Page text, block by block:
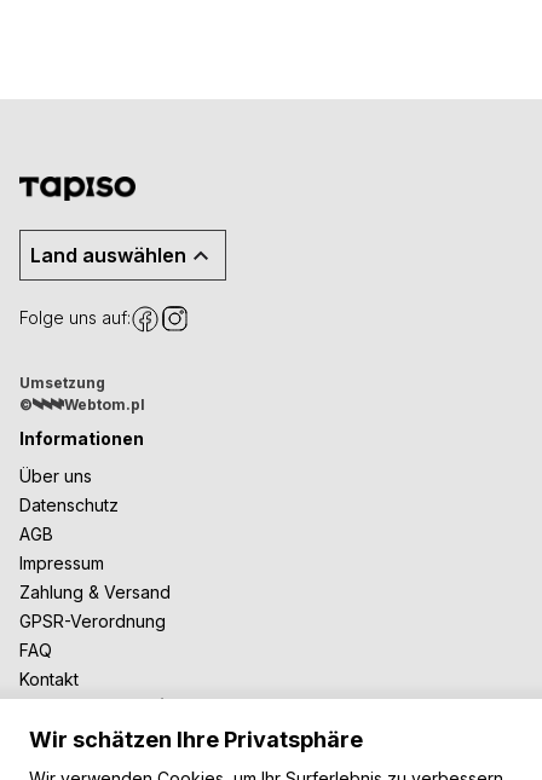
Land auswählen
Folge uns auf:
Umsetzung
©
Webtom.pl
Informationen
Über uns
Datenschutz
AGB
Impressum
Zahlung & Versand
GPSR-Verordnung
FAQ
Kontakt
Zusammenarbeit
Für Blogger
B2B-Zusammenarbeit
Wir schätzen Ihre Privatsphäre